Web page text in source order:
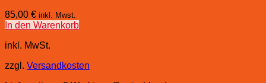
85,00 € inkl. Mwst.
In den Warenkorb
inkl. MwSt.
zzgl. Versandkosten